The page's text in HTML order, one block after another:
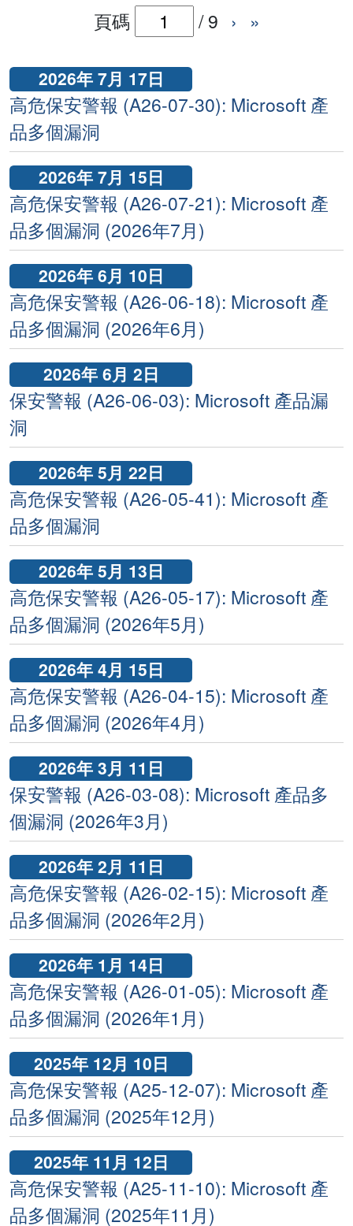
頁碼 /9 › »
2026年 7月 17日
高危保安警報 (A26-07-30): Microsoft 產
品多個漏洞
2026年 7月 15日
高危保安警報 (A26-07-21): Microsoft 產
品多個漏洞 (2026年7月)
2026年 6月 10日
高危保安警報 (A26-06-18): Microsoft 產
品多個漏洞 (2026年6月)
2026年 6月 2日
保安警報 (A26-06-03): Microsoft 產品漏
洞
2026年 5月 22日
高危保安警報 (A26-05-41): Microsoft 產
品多個漏洞
2026年 5月 13日
高危保安警報 (A26-05-17): Microsoft 產
品多個漏洞 (2026年5月)
2026年 4月 15日
高危保安警報 (A26-04-15): Microsoft 產
品多個漏洞 (2026年4月)
2026年 3月 11日
保安警報 (A26-03-08): Microsoft 產品多
個漏洞 (2026年3月)
2026年 2月 11日
高危保安警報 (A26-02-15): Microsoft 產
品多個漏洞 (2026年2月)
2026年 1月 14日
高危保安警報 (A26-01-05): Microsoft 產
品多個漏洞 (2026年1月)
2025年 12月 10日
高危保安警報 (A25-12-07): Microsoft 產
品多個漏洞 (2025年12月)
2025年 11月 12日
高危保安警報 (A25-11-10): Microsoft 產
品多個漏洞 (2025年11月)